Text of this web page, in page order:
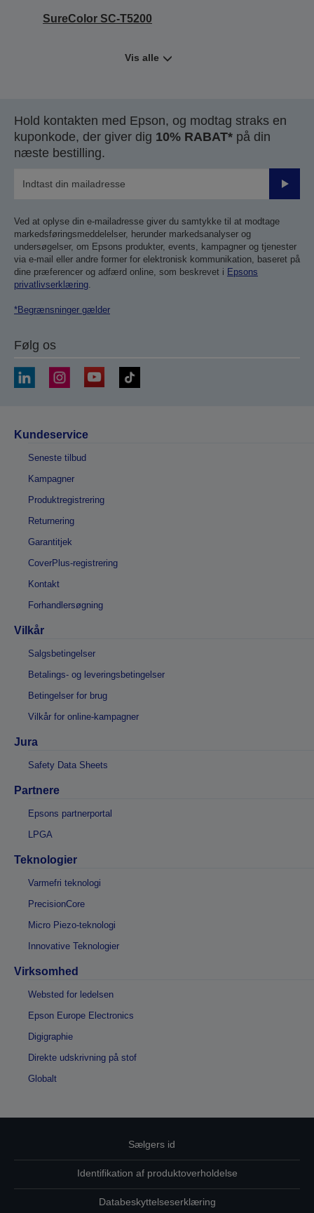
SureColor SC-T5200
Vis alle
Hold kontakten med Epson, og modtag straks en
kuponkode, der giver dig 10% RABAT* på din
næste bestilling.
Send
Ved at oplyse din e-mailadresse giver du samtykke til at modtage
markedsføringsmeddelelser, herunder markedsanalyser og
undersøgelser, om Epsons produkter, events, kampagner og tjenester
via e-mail eller andre former for elektronisk kommunikation, baseret på
dine præferencer og adfærd online, som beskrevet i Epsons
privatlivserklæring
*Begrænsninger gælder
Følg os
Kundeservice
Seneste tilbud
Kampagner
Produktregistrering
Returnering
Garantitjek
CoverPlus-registrering
Kontakt
Forhandlersøgning
Vilkår
Salgsbetingelser
Betalings- og leveringsbetingelser
Betingelser for brug
Vilkår for online-kampagner
Jura
Safety Data Sheets
Partnere
Epsons partnerportal
LPGA
Teknologier
Varmefri teknologi
PrecisionCore
Micro Piezo-teknologi
Innovative Teknologier
Virksomhed
Websted for ledelsen
Epson Europe Electronics
Digigraphie
Direkte udskrivning på stof
Globalt
Sælgers id
Identifikation af produktoverholdelse
Databeskyttelseserklæring